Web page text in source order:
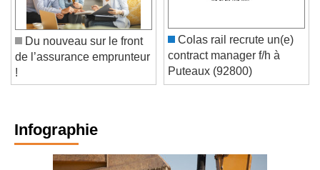
Du nouveau sur le front
de l’assurance emprunteur
!
Colas rail recrute un(e)
contract manager f/h à
Puteaux (92800)
Infographie